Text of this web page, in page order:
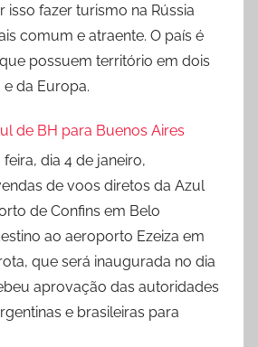
isso fazer turismo na Rússia
comum e atraente. O país é
possuem território em dois
da Europa.
de BH para Buenos Aires
dia 4 de janeiro,
de voos diretos da Azul
de Confins em Belo
ao aeroporto Ezeiza em
que será inaugurada no dia
aprovação das autoridades
e brasileiras para